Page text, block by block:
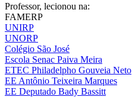
Professor, lecionou na:
FAMERP
UNIRP
UNORP
Colégio São José
Escola Senac Paiva Meira
ETEC Philadelpho Gouveia Neto
EE Antônio Teixeira Marques
EE Deputado Bady Bassitt